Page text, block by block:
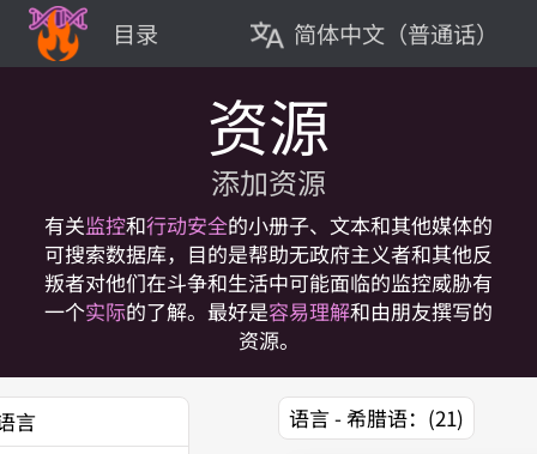
目录 简体中文（普通话）
资源
添加资源
有关监控和行动安全的小册子、文本和其他媒体的
可搜索数据库，目的是帮助无政府主义者和其他反
叛者对他们在斗争和生活中可能面临的监控威胁有
一个实际的了解。最好是容易理解和由朋友撰写的
资源。
言
语言 - 希腊语： (21)